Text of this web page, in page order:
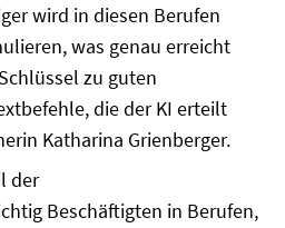
wird in diesen Berufen
was genau erreicht
zu guten
die der KI erteilt
Katharina Grienberger.
der
Beschäftigten in Berufen,